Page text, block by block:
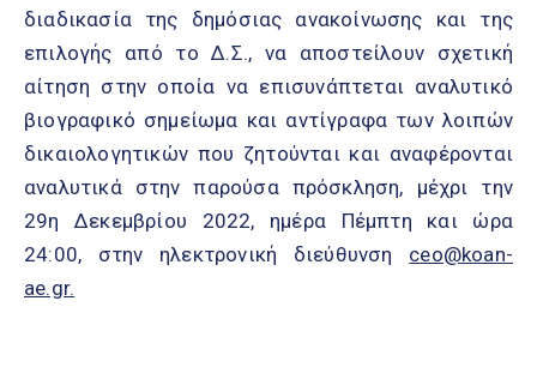
διαδικασία της δημόσιας ανακοίνωσης και της
επιλογής από το Δ.Σ., να αποστείλουν σχετική
αίτηση στην οποία να επισυνάπτεται αναλυτικό
βιογραφικό σημείωμα και αντίγραφα των λοιπών
δικαιολογητικών που ζητούνται και αναφέρονται
αναλυτικά στην παρούσα πρόσκληση, μέχρι την
29η Δεκεμβρίου 2022, ημέρα Πέμπτη και ώρα
24:00, στην ηλεκτρονική διεύθυνση ceo@koan-
ae.gr.